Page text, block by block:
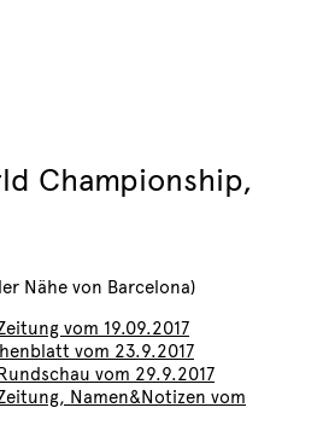
Championship,
Nähe von Barcelona)
vom 19.09.2017
vom 23.9.2017
vom 29.9.2017
Namen&Notizen vom